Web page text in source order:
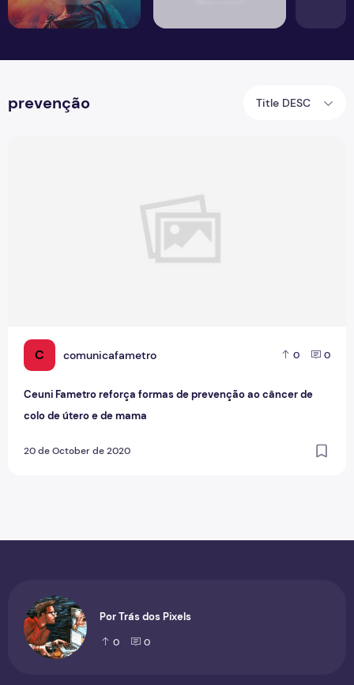
prevenção Title DESC
C comunicafametro 0 0
Ceuni Fametro reforça formas de prevenção ao câncer de
colo de útero e de mama
20 de October de 2020
Por Trás dos Pixels
0 0